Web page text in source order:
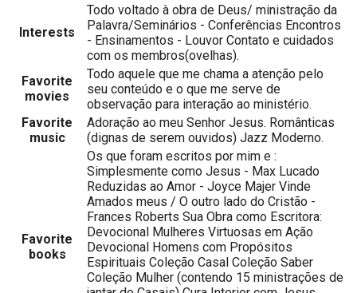
Interests
Todo voltado à obra de Deus/ ministração da
Palavra/Seminários - Conferências Encontros
- Ensinamentos - Louvor Contato e cuidados
com os membros(ovelhas).
Favorite
movies
Todo aquele que me chama a atenção pelo
seu conteúdo e o que me serve de
observação para interação ao ministério.
Favorite
music
Adoração ao meu Senhor Jesus. Românticas
(dignas de serem ouvidos) Jazz Moderno.
Favorite
books
Os que foram escritos por mim e :
Simplesmente como Jesus - Max Lucado
Reduzidas ao Amor - Joyce Majer Vinde
Amados meus / O outro lado do Cristão -
Frances Roberts Sua Obra como Escritora:
Devocional Mulheres Virtuosas em Ação
Devocional Homens com Propósitos
Espirituais Coleção Casal Coleção Saber
Coleção Mulher (contendo 15 ministrações de